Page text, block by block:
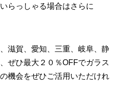
らっしゃる場合はさらに
滋賀、愛知、三重、岐阜、静
ぜひ最大２０％OFFでガラス
機会をぜひご活用いただけれ